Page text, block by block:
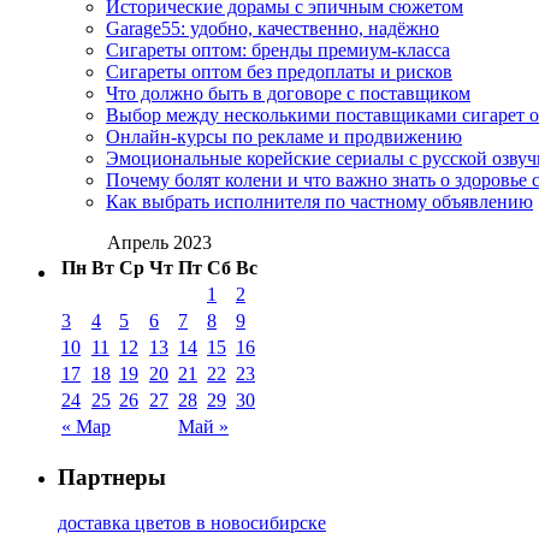
Исторические дорамы с эпичным сюжетом
Garage55: удобно, качественно, надёжно
Сигареты оптом: бренды премиум-класса
Сигареты оптом без предоплаты и рисков
Что должно быть в договоре с поставщиком
Выбор между несколькими поставщиками сигарет
Онлайн-курсы по рекламе и продвижению
Эмоциональные корейские сериалы с русской
Почему болят колени и что важно знать о здоровье
Как выбрать исполнителя по частному объявлению
Апрель 2023
Пн Вт Ср Чт Пт Сб Вс
« Мар Май »
1
2
3
4 5 6 7 8
9
10 11 12 13 14 15 16
17 18 19 20 21 22 23
24 25 26 27 28 29 30
Партнеры
доставка цветов в новосибирске